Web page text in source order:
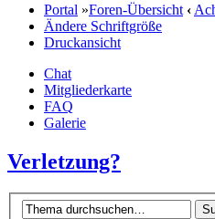
Portal »Foren-Übersicht ‹
Ändere Schriftgröße
Druckansicht
Chat
Mitgliederkarte
FAQ
Galerie
Verletzung?